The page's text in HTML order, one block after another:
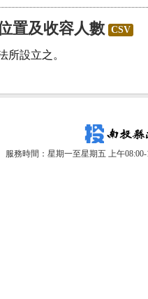
置及收容人數 CSV
所設立之。
服務時間：星期一至星期五 上午